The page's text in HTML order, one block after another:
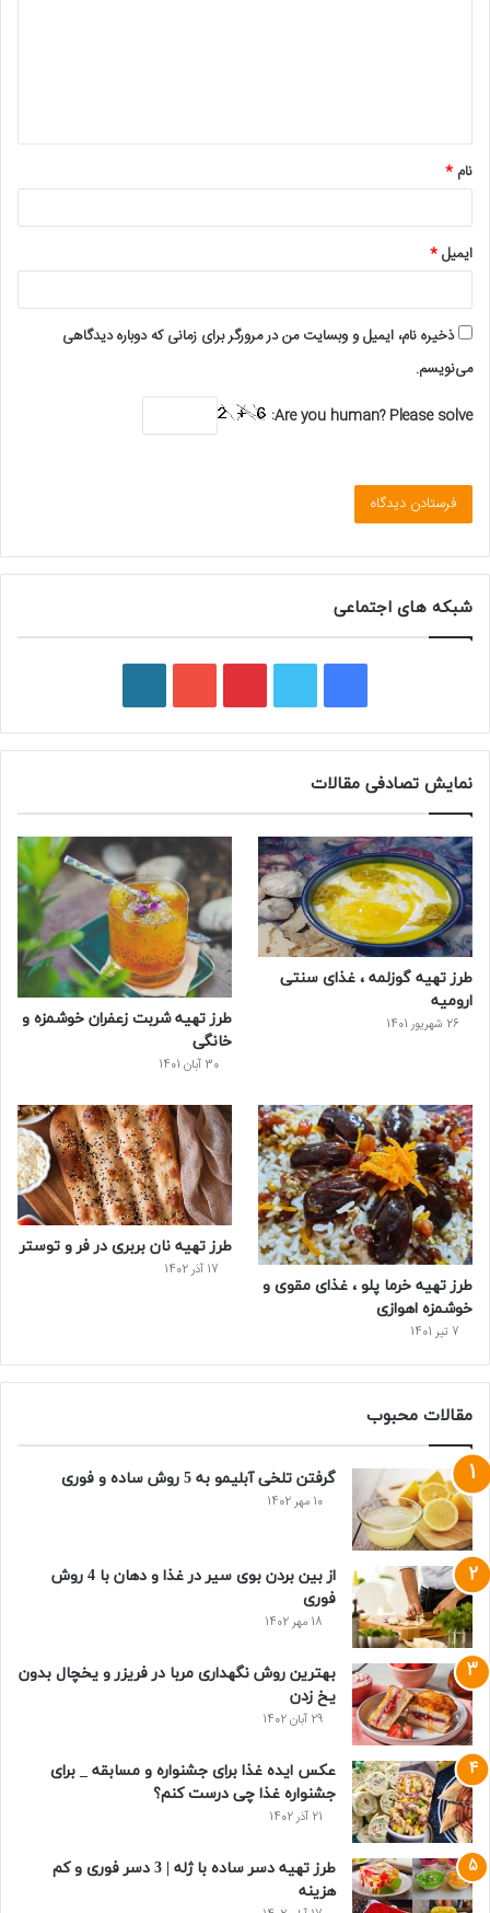
*
نام *
ایمیل*
ذخیره نام، ایمیل و وبسایت من در مرورگر برای زمانی که دوباره دیدگاهی
می‌نویسم.
Are you human? Please solve:
شبکه های اجتماعی
ی
س
ب
و
ک
و
ی
ت
ر
ی
ت
ر
ی
س
ت
و
ی
و
ب
ر
پ
ر
س
نمایش تصادفی مقالات
طرز تهیه گوزلمه ، غذای سنتی
ارومیه
26 شهریور 1401
طرز تهیه شربت زعفران خوشمزه و
خانگی
30 آبان 1401
طرز تهیه خرما پلو ، غذای مقوی و
خوشمزه اهوازی
7 تیر 1401
طرز تهیه نان بربری در فر و توستر
17 آذر 1402
مقالات محبوب
گرفتن تلخی آبلیمو به 5 روش ساده و فوری
10 مهر 1402
از بین بردن بوی سیر در غذا و دهان با 4 روش
فوری
18 مهر 1402
بهترین روش نگهداری مربا در فریزر و یخچال بدون
یخ زدن
29 آبان 1402
عکس ایده غذا برای جشنواره و مسابقه _ برای
جشنواره غذا چی درست کنم؟
21 آذر 1402
طرز تهیه دسر ساده با ژله | 3 دسر فوری و کم
هزینه